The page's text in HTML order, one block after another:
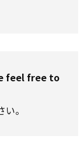
feel free to
。